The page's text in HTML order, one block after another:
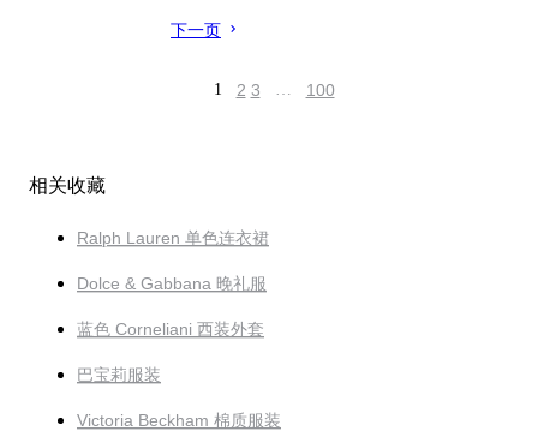
下一页
1 2 3 … 100
相关收藏
Ralph Lauren 单色连衣裙
Dolce & Gabbana 晚礼服
蓝色 Corneliani 西装外套
巴宝莉服装
Victoria Beckham 棉质服装